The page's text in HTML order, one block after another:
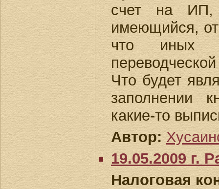
счет на ИП,
имеющийся,
что иных
Что будет
заполнении
какие-то
Автор:
19.05.2009 г.
Налоговая